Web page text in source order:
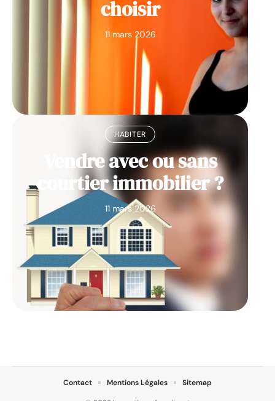
choisir
11 mars 2026
HABITER
Vendre avec ou sans
courtier immobilier ?
11 mars 2026
Contact Mentions Légales Sitemap